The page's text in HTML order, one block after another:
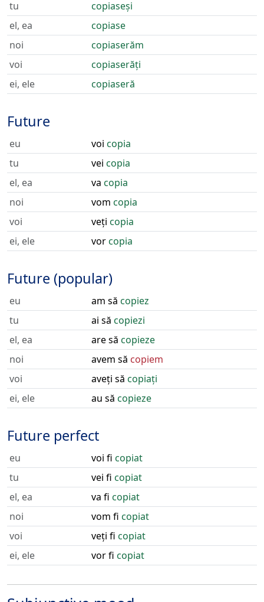
tu
copiaseși
el, ea
copiase
noi
copiaserăm
voi
copiaserăți
ei, ele
copiaseră
Future
eu voi copia
tu
vei copia
el, ea
va copia
noi
vom copia
voi
veți copia
ei, ele
vorcopia
Future (popular)
eu am să copiez
tu
ai să copiezi
el, ea
are să copieze
noi
avem să copiem
voi
aveți să copiați
ei, ele
au să copieze
Future perfect
eu voi fi copiat
tu
vei fi copiat
el, ea
va fi copiat
noi
vom fi copiat
voi
veți fi copiat
ei, ele
vor fi copiat